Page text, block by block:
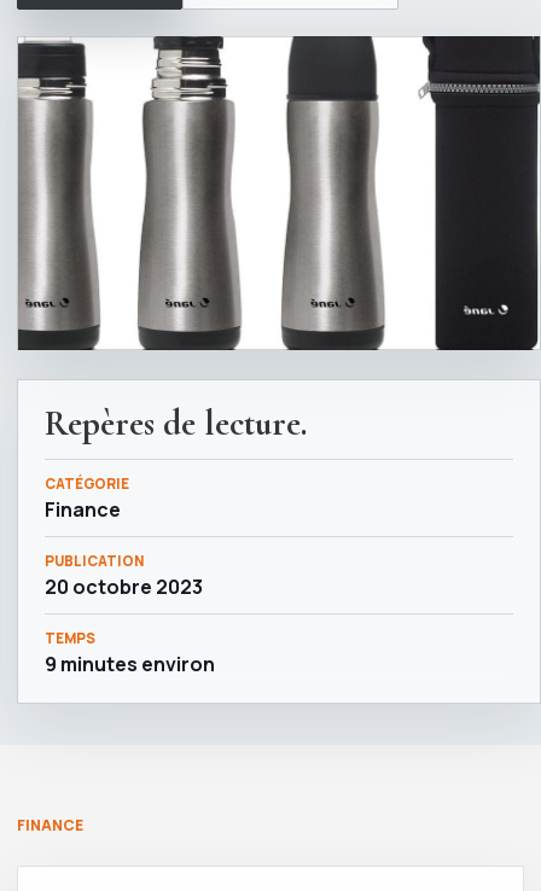
Repères de lecture.
CATÉGORIE
Finance
PUBLICATION
20 octobre 2023
TEMPS
9 minutes environ
FINANCE